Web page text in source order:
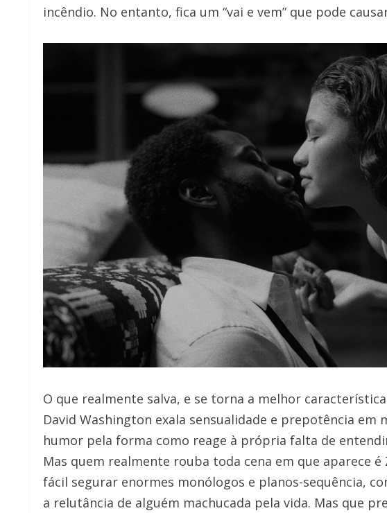
incêndio. No entanto, fica um “vai e vem” que pode
O que realmente salva, e se torna a melhor
David Washington exala sensualidade e prepotência em
humor pela forma como reage à própria falta de
Mas quem realmente rouba toda cena em que aparece
fácil segurar enormes monólogos e planos-sequência,
a relutância de alguém machucada pela vida. Mas que